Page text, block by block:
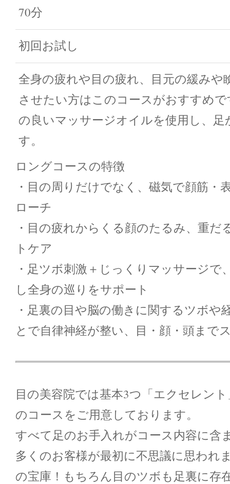
70分
初回お試し
全身の疲れや目の疲れ、目元の緩みや
させたい方はこのコースがおすすめ
の良いマッサージオイルを使用し、
す。
ロングコースの特徴
・目の周りだけでなく、磁気で顔筋・
ローチ
・目の疲れからくる顔のたるみ、重だ
トケア
・足ツボ刺激＋じっくりマッサージで
し全身の巡りをサポート
・足裏の目や脳の働きに関するツボや
とで自律神経が整い、目・顔・頭まで
目の美容院では基本3つ「エクセレン
のコースをご用意しております。
すべて足のお手入れがコース内容に含
多くのお客様が最初に不思議に思われ
の宝庫！もちろん目のツボも足裏に存